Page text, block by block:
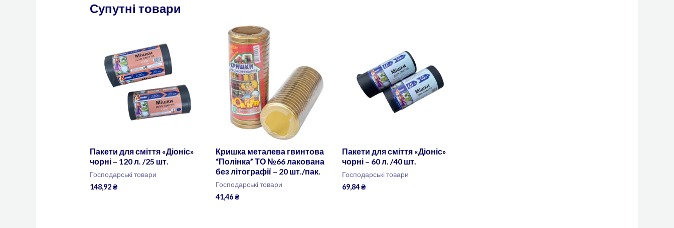
Супутні товари
Пакети для сміття «Діоніс»
чорні – 120 л. /25 шт.
Господарські товари
148,92₴
Кришка металева гвинтова
“Полінка” ТО №66 лакована
без літографії – 20 шт./пак.
Господарські товари
41,46₴
Пакети для сміття «Діоніс»
чорні – 60 л. /40 шт.
Господарські товари
69,84₴